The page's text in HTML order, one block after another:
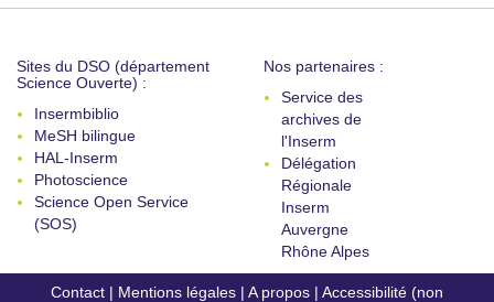
Sites du DSO (département
Science Ouverte) :
Insermbiblio
MeSH bilingue
HAL-Inserm
Photoscience
Science Open Service
(SOS)
Nos partenaires :
Service des
archives de
l'Inserm
Délégation
Régionale
Inserm
Auvergne
Rhône Alpes
Contact | Mentions légales | A propos | Accessibilité (non